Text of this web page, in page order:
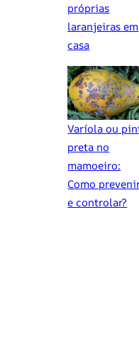
próprias
laranjeiras em
casa
Varíola ou
preta no
mamoeiro:
Como
e controlar?